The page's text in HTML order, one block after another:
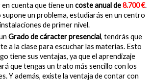
cuenta que tiene un coste anual de8.700 €.
supone un problema, estudiarás en un centro
de primer nivel.
Grado de cáracter presencial, tendrás que
a la clase para escuchar las materias. Esto
tiene sus ventajas, ya que el aprendizaje
que tengas un trato más sencillo con los
Y además, existe la ventaja de contar con